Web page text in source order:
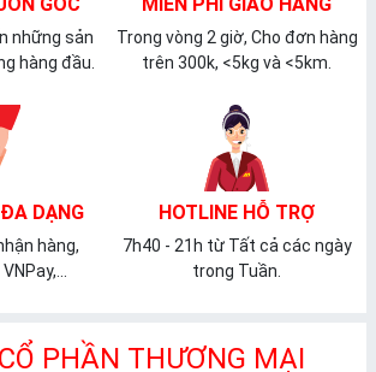
những sản
hàng đầu.
Trong vòng 2 giờ, Cho đơn hàng
trên 300k, <5kg và <5km.
DẠNG
hàng,
HOTLINE HỖ TRỢ
7h40 - 21h từ Tất cả các ngày
trong Tuần.
PHẦN THƯƠNG MẠI